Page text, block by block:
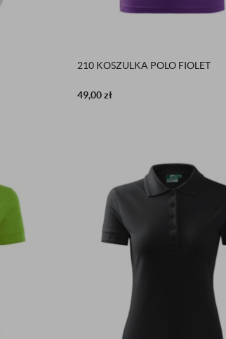
210 KOSZULKA POLO FIOLET
49,00zł